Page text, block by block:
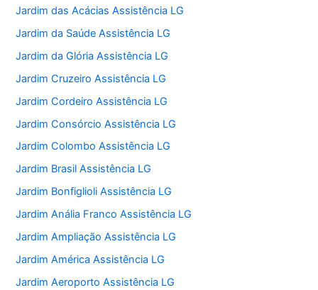
Jardim das Acácias Assistência LG
Jardim da Saúde Assistência LG
Jardim da Glória Assistência LG
Jardim Cruzeiro Assistência LG
Jardim Cordeiro Assistência LG
Jardim Consórcio Assistência LG
Jardim Colombo Assistência LG
Jardim Brasil Assistência LG
Jardim Bonfiglioli Assistência LG
Jardim Anália Franco Assistência LG
Jardim Ampliação Assistência LG
Jardim América Assistência LG
Jardim Aeroporto Assistência LG